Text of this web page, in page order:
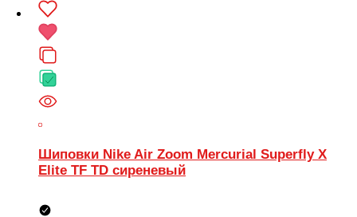
Шиповки Nike Air Zoom Mercurial Superfly X
Elite TF TD сиреневый